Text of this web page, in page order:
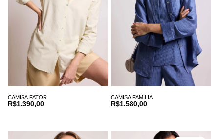
CAMISA FATOR
R$1.390,00
CAMISA FAMÍLIA
R$1.580,00